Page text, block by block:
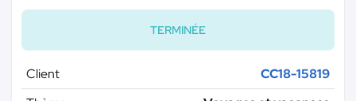
TERMINÉE
Client
CC18-15819